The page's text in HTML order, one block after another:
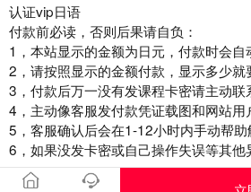
认证vip日语
付款前必读，否则后果请自负：
1，本站显示的金额为日元，付款时会自
2，请按照显示的金额付款，显示多少就
3，付款后万一没有发课程卡密请主动联
4，主动像客服发付款凭证载图和网站用
5，客服确认后会在1-12小时内手动帮助
6，如果没发卡密或自己操作失误等其他